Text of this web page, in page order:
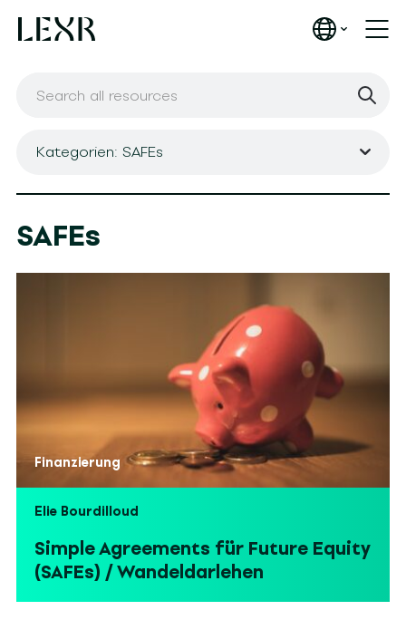
Kategorien: SAFEs
SAFEs
Finanzierung
Elie Bourdilloud
Simple Agreements für Future Equity
(SAFEs) / Wandeldarlehen